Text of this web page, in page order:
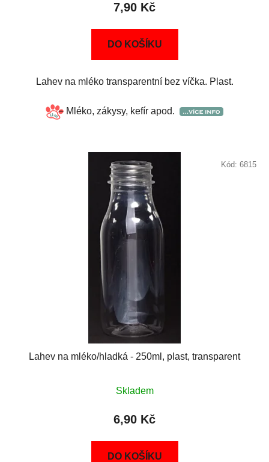
7,90 Kč
DO KOŠÍKU
Lahev na mléko transparentní bez víčka. Plast.
Mléko, zákysy, kefír apod.
Lahev na mléko/hladká - 250ml, plast, transparent
Skladem
6,90 Kč
DO KOŠÍKU
Kód: 6815